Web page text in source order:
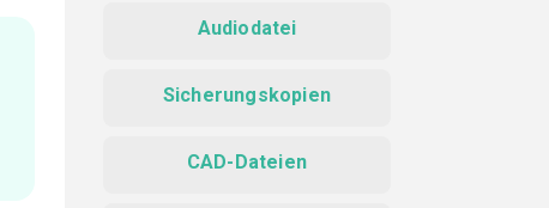
Audiodatei
Sicherungskopien
CAD-Dateien